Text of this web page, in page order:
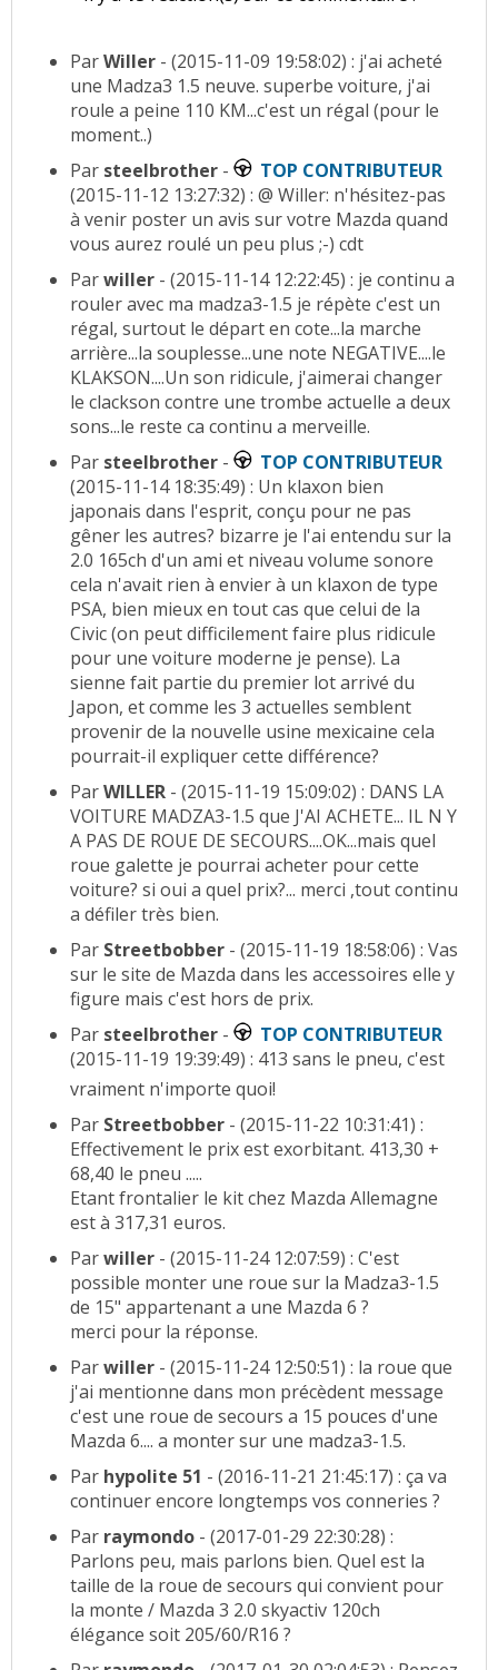
ParWiller - (2015-11-09 19:58:02) : j'ai acheté
une Madza3 1.5 neuve. superbe voiture, j'ai
roule a peine 110 KM...c'est un régal (pour le
moment..)
Par steelbrother -
TOP CONTRIBUTEUR
(2015-11-12 13:27:32) : @ Willer: n'hésitez-pas
à venir poster un avis sur votre Mazda quand
vous aurez roulé un peu plus ;-) cdt
Parwiller - (2015-11-14 12:22:45) : je continu a
rouler avec ma madza3-1.5 je répète c'est un
régal, surtout le départ en cote...la marche
arrière...la souplesse...une note NEGATIVE....le
KLAKSON....Un son ridicule, j'aimerai changer
le clackson contre une trombe actuelle a deux
sons...le reste ca continu a merveille.
Par steelbrother -
TOP CONTRIBUTEUR
(2015-11-14 18:35:49) : Un klaxon bien
japonais dans l'esprit, conçu pour ne pas
gêner les autres? bizarre je l'ai entendu sur la
2.0 165ch d'un ami et niveau volume sonore
cela n'avait rien à envier à un klaxon de type
PSA, bien mieux en tout cas que celui de la
Civic (on peut difficilement faire plus ridicule
pour une voiture moderne je pense). La
sienne fait partie du premier lot arrivé du
Japon, et comme les 3 actuelles semblent
provenir de la nouvelle usine mexicaine cela
pourrait-il expliquer cette différence?
ParWILLER - (2015-11-19 15:09:02) : DANS LA
VOITURE MADZA3-1.5 que J'AI ACHETE... IL N Y
A PAS DE ROUE DE SECOURS....OK...mais quel
roue galette je pourrai acheter pour cette
voiture? si oui a quel prix?... merci ,tout continu
a défiler très bien.
Par Streetbobber - (2015-11-19 18:58:06) : Vas
sur le site de Mazda dans les accessoires elle y
figure mais c'est hors de prix.
Par steelbrother -
TOP CONTRIBUTEUR
(2015-11-19 19:39:49) : 413 sans le pneu, c'est
vraiment n'importe quoi!
Par Streetbobber - (2015-11-22 10:31:41) :
Effectivement le prix est exorbitant. 413,30 +
68,40 le pneu .....
Etant frontalier le kit chez Mazda Allemagne
est à 317,31 euros.
Parwiller - (2015-11-24 12:07:59) : C'est
possible monter une roue sur la Madza3-1.5
de 15" appartenant a une Mazda 6 ?
merci pour la réponse.
Parwiller - (2015-11-24 12:50:51) : la roue que
j'ai mentionne dans mon précèdent message
c'est une roue de secours a 15 pouces d'une
Mazda 6.... a monter sur une madza3-1.5.
Par hypolite 51 - (2016-11-21 21:45:17) : ça va
continuer encore longtemps vos conneries ?
Par raymondo - (2017-01-29 22:30:28) :
Parlons peu, mais parlons bien. Quel est la
taille de la roue de secours qui convient pour
la monte / Mazda 3 2.0 skyactiv 120ch
élégance soit 205/60/R16 ?